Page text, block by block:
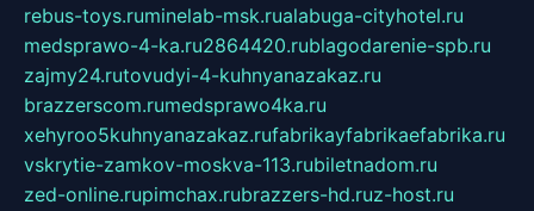
rebus-toys.ruminelab-msk.rualabuga-cityhotel.ru
medsprawo-4-ka.ru2864420.rublagodarenie-spb.ru
zajmy24.rutovudyi-4-kuhnyanazakaz.ru
brazzerscom.rumedsprawo4ka.ru
xehyroo5kuhnyanazakaz.rufabrikayfabrikaefabrika.ru
vskrytie-zamkov-moskva-113.rubiletnadom.ru
zed-online.rupimchax.rubrazzers-hd.ruz-host.ru